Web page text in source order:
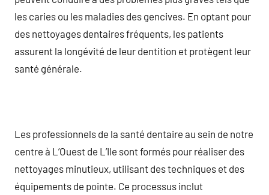
les caries ou les maladies des gencives. En optant pour
des nettoyages dentaires fréquents, les patients
assurent la longévité de leur dentition et protègent leur
santé générale.
Les professionnels de la santé dentaire au sein de notre
centre à L’Ouest de L’Ile sont formés pour réaliser des
nettoyages minutieux, utilisant des techniques et des
équipements de pointe. Ce processus inclut